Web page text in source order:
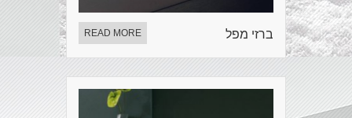
ברזי מפל READ MORE